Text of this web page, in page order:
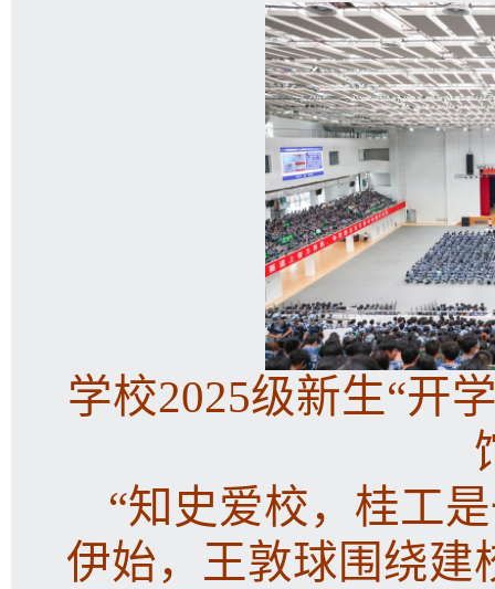
学校2025级新生“开
“知史爱校，桂工
伊始，王敦球围绕建